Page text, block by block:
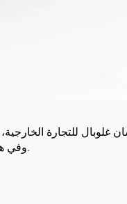
("KVKK"). وفي هذا السياق، نعالج بياناتك الشخصية ونخزنها ونحميها وفقًا للتشريعات ذات الصلة فقط.